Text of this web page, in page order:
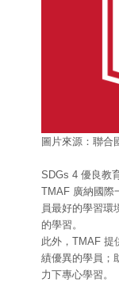
圖片來源：聯合
SDGs 4 優良教
TMAF 廣納國際
員最好的學習環
的學習。
此外，TMAF 提
績優異的學員；
力下專心學習。